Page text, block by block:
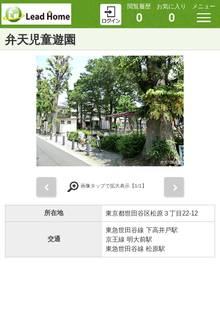
閲覧履歴
0
お気に入り
0
メニュー
弁天児童遊園
画像タップで拡大表示【1/1】
所在地 東京都世田谷区松原３丁目22-12
交通
東急世田谷線 下高井戸駅
京王線 明大前駅
東急世田谷線 松原駅